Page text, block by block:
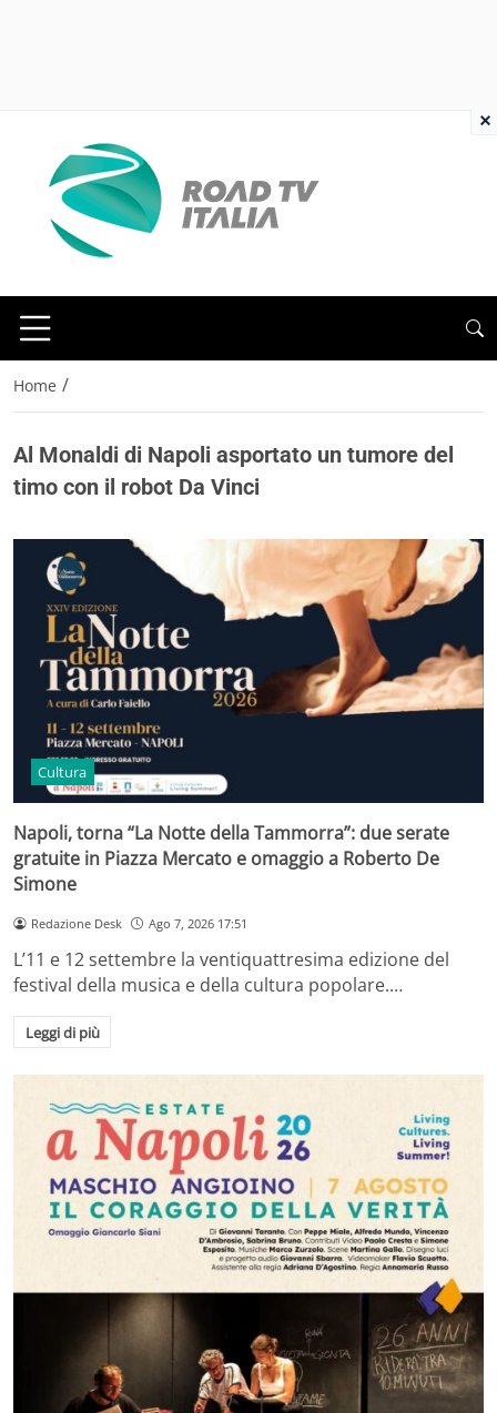
Home /
Al Monaldi di Napoli asportato un tumore del
timo con il robot Da Vinci
Cultura
Napoli, torna “La Notte della Tammorra”: due serate
gratuite in Piazza Mercato e omaggio a Roberto De
Simone
Redazione Desk Ago 7, 2026 17:51
L’11 e 12 settembre la ventiquattresima edizione del
festival della musica e della cultura popolare.…
Leggi di più
×